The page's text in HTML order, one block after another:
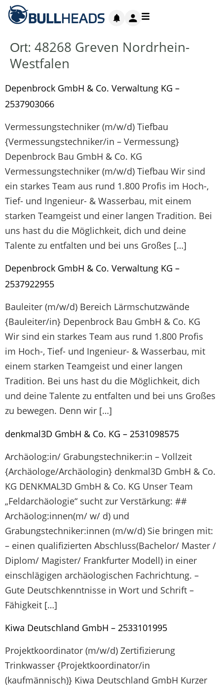
Ort: 48268 Greven Nordrhein-
Westfalen
Depenbrock GmbH & Co. Verwaltung KG –
2537903066
Vermessungstechniker (m/w/d) Tiefbau
{Vermessungstechniker/in – Vermessung}
Depenbrock Bau GmbH & Co. KG
Vermessungstechniker (m/w/d) Tiefbau Wir sind
ein starkes Team aus rund 1.800 Profis im Hoch-,
Tief- und Ingenieur- & Wasserbau, mit einem
starken Teamgeist und einer langen Tradition. Bei
uns hast du die Möglichkeit, dich und deine
Talente zu entfalten und bei uns Großes […]
Depenbrock GmbH & Co. Verwaltung KG –
2537922955
Bauleiter (m/w/d) Bereich Lärmschutzwände
{Bauleiter/in} Depenbrock Bau GmbH & Co. KG
Wir sind ein starkes Team aus rund 1.800 Profis
im Hoch-, Tief- und Ingenieur- & Wasserbau, mit
einem starken Teamgeist und einer langen
Tradition. Bei uns hast du die Möglichkeit, dich
und deine Talente zu entfalten und bei uns Großes
zu bewegen. Denn wir […]
denkmal3D GmbH & Co. KG – 2531098575
Archäolog:in/ Grabungstechniker:in – Vollzeit
{Archäologe/Archäologin} denkmal3D GmbH & Co.
KG DENKMAL3D GmbH & Co. KG Unser Team
„Feldarchäologie“ sucht zur Verstärkung: ##
Archäolog:innen(m/ w/ d) und
Grabungstechniker:innen (m/w/d) Sie bringen mit:
– einen qualifizierten Abschluss(Bachelor/ Master /
Diplom/ Magister/ Frankfurter Modell) in einer
einschlägigen archäologischen Fachrichtung. –
Gute Deutschkenntnisse in Wort und Schrift –
Fähigkeit […]
Kiwa Deutschland GmbH – 2533101995
Projektkoordinator (m/w/d) Zertifizierung
Trinkwasser {Projektkoordinator/in
(kaufmännisch)} Kiwa Deutschland GmbH Kurzer